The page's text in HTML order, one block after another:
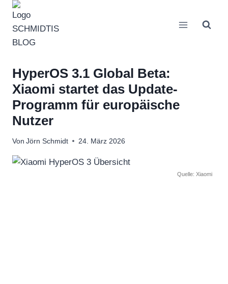
Zum
Inhalt
springen
HyperOS 3.1 Global Beta:
Xiaomi startet das Update-
Programm für europäische
Nutzer
Von Jörn Schmidt 24. März 2026
Quelle: Xiaomi